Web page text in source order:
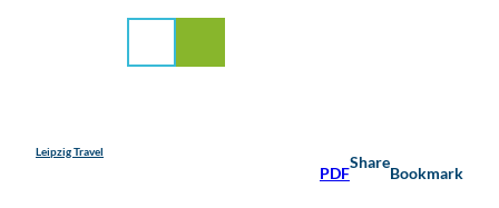
Leipzig Travel
PDF
Share
Bookmark